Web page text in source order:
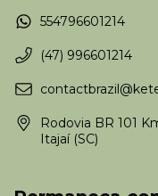
554796601214
(47) 996601214
Rodovia BR 101
Itajaí (SC)